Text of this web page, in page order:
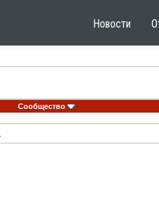
Новости
Сообщество